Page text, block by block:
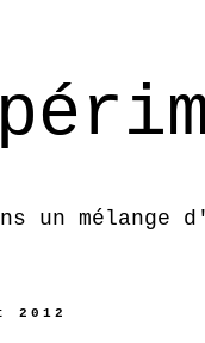
un mélange